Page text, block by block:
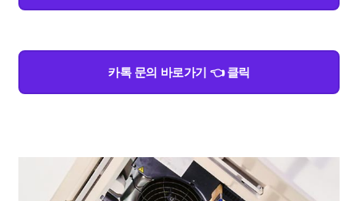
카톡 문의 바로가기 👈 클릭